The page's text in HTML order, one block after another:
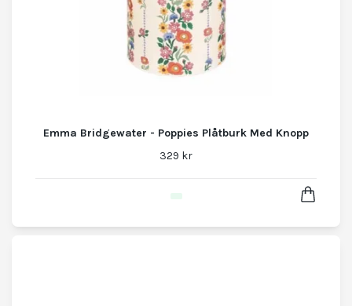
Emma Bridgewater - Poppies Plåtburk Med Knopp
329 kr